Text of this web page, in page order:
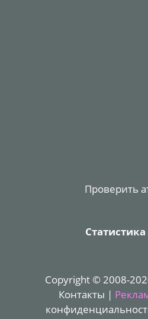
Проверить
Статистика
Copyright © 2008-
Контакты |